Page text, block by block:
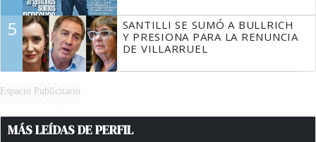
5
SANTILLI SE SUMÓ A BULLRICH
Y PRESIONA PARA LA RENUNCIA
DE VILLARRUEL
Espacio Publicitario
MÁS LEÍDAS DE PERFIL